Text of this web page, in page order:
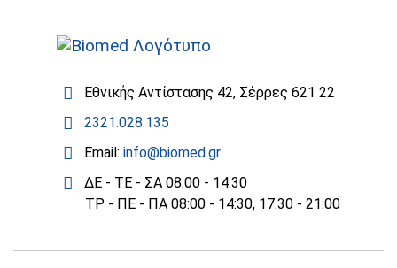
Εθνικής Αντίστασης 42, Σέρρες 621 22
2321.028.135
Email: info@biomed.gr
ΔΕ - ΤΕ - ΣΑ 08:00 - 14:30
ΤΡ - ΠΕ - ΠΑ 08:00 - 14:30, 17:30 - 21:00